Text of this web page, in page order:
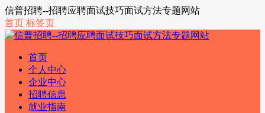
信普招聘--招聘应聘面试技巧面试方法专题网站
首页 标签页
首页
个人中心
企业中心
招聘信息
就业指南